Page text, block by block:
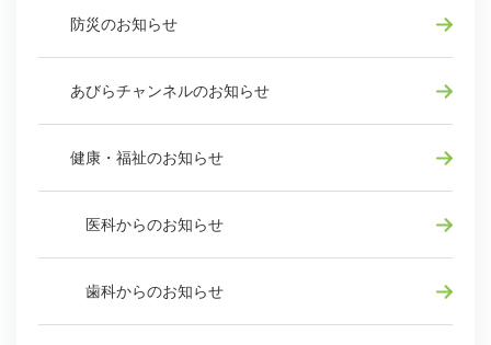
防災のお知らせ
あびらチャンネルのお知らせ
健康・福祉のお知らせ
医科からのお知らせ
歯科からのお知らせ